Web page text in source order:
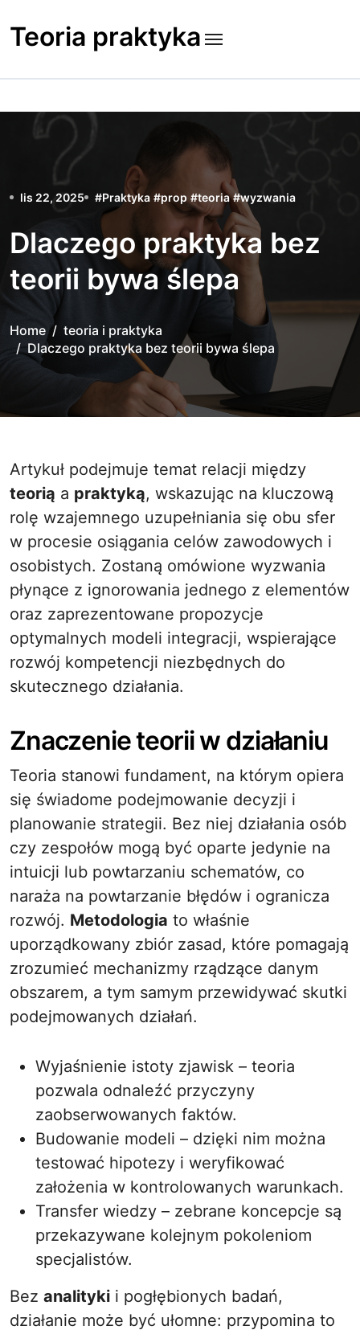
to
content
Teoria praktyka
lis 22, 2025 #Praktyka #prop #teoria #wyzwania
Dlaczego praktyka bez
teorii bywa ślepa
Home
teoria i praktyka
Dlaczego praktyka bez teorii bywa ślepa
Artykuł podejmuje temat relacji między
teorią a praktyką, wskazując na kluczową
rolę wzajemnego uzupełniania się obu sfer
w procesie osiągania celów zawodowych i
osobistych. Zostaną omówione wyzwania
płynące z ignorowania jednego z elementów
oraz zaprezentowane propozycje
optymalnych modeli integracji, wspierające
rozwój kompetencji niezbędnych do
skutecznego działania.
Znaczenie teorii w działaniu
Teoria stanowi fundament, na którym opiera
się świadome podejmowanie decyzji i
planowanie strategii. Bez niej działania osób
czy zespołów mogą być oparte jedynie na
intuicji lub powtarzaniu schematów, co
naraża na powtarzanie błędów i ogranicza
rozwój. Metodologia to właśnie
uporządkowany zbiór zasad, które pomagają
zrozumieć mechanizmy rządzące danym
obszarem, a tym samym przewidywać skutki
podejmowanych działań.
Wyjaśnienie istoty zjawisk – teoria
pozwala odnaleźć przyczyny
zaobserwowanych faktów.
Budowanie modeli – dzięki nim można
testować hipotezy i weryfikować
założenia w kontrolowanych warunkach.
Transfer wiedzy – zebrane koncepcje są
przekazywane kolejnym pokoleniom
specjalistów.
Bez analityki i pogłębionych badań,
działanie może być ułomne: przypomina to